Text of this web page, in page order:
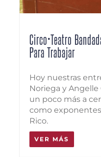
Circo•Teatro
Para Trabajar
Hoy nuestras
Noriega y
un poco más a
como
Rico.
VER MÁS